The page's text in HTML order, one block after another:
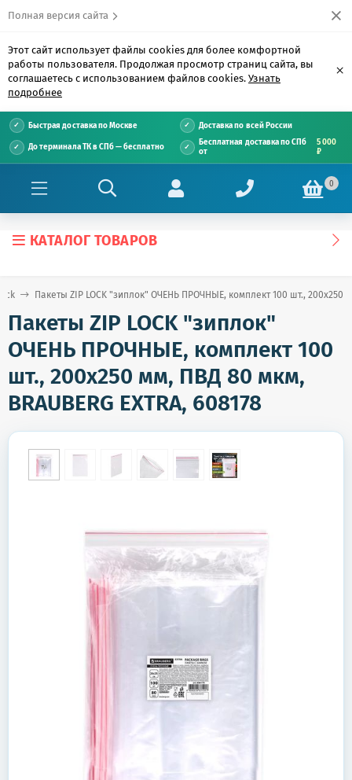
Полная версия сайта
Этот сайт использует файлы cookies для более комфортной
работы пользователя. Продолжая просмотр страниц сайта, вы
соглашаетесь с использованием файлов cookies. Узнать
подробнее
×
Быстрая доставка по Москве Доставка по всей России
До терминала ТК в СПб — бесплатно
Бесплатная доставка по СПб
от
5 000
₽
0
КАТАЛОГ ТОВАРОВ
Пакеты ZIP LOCK "зиплок" ОЧЕНЬ ПРОЧНЫЕ, комплект 100 шт., 200х250
Пакеты ZIP LOCK "зиплок"
ОЧЕНЬ ПРОЧНЫЕ, комплект 100
шт., 200х250 мм, ПВД 80 мкм,
BRAUBERG EXTRA, 608178